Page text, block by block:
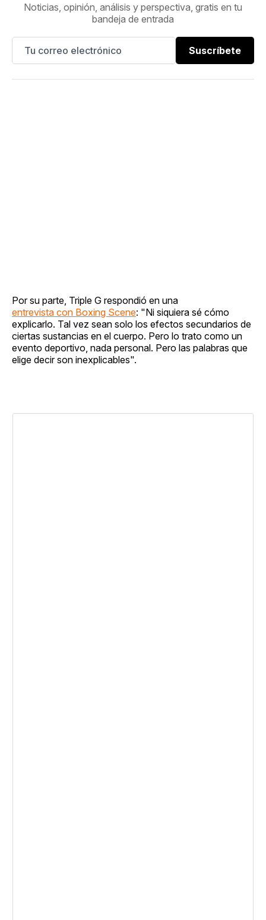
Noticias, opinión, análisis y perspectiva, gratis en tu
bandeja de entrada
Suscríbete
Por su parte, Triple G respondió en una
entrevista con Boxing Scene: "Ni siquiera sé cómo
explicarlo. Tal vez sean solo los efectos secundarios de
ciertas sustancias en el cuerpo. Pero lo trato como un
evento deportivo, nada personal. Pero las palabras que
elige decir son inexplicables".